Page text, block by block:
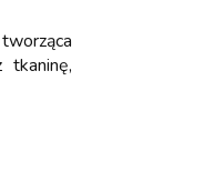
tkaninę,